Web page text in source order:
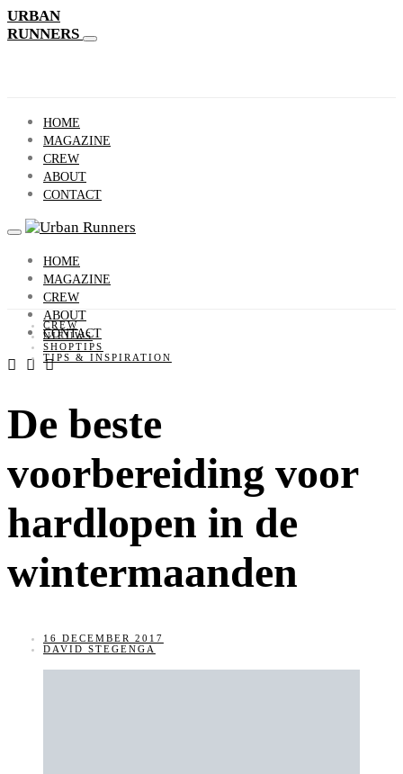
URBAN
RUNNERS
HOME
MAGAZINE
CREW
ABOUT
CONTACT
HOME
MAGAZINE
CREW
ABOUT
CONTACT
CREW
NIEUWS
SHOPTIPS
TIPS & INSPIRATION
De beste
voorbereiding voor
hardlopen in de
wintermaanden
16 DECEMBER 2017
DAVID STEGENGA